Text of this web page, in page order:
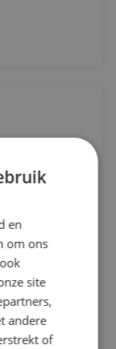
en
om ons
site
andere
of